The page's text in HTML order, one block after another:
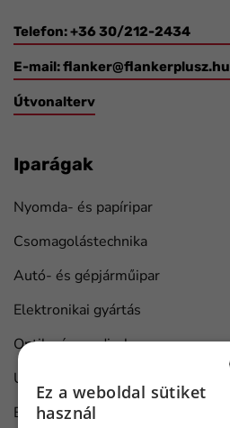
Telefon: +36 30/212-2434
E-mail:flanker@flankerplusz.hu
Útvonalterv
Iparágak
Nyomda- és papíripar
Csomagolástechnika
Autó- és gépjárműipar
Elektronikai gyártás
Optika és medical
Univerzális ipari megoldások
Bútorgyártás
Ez a weboldal sütiket
használ